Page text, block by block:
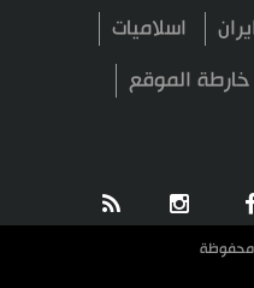
اسلاميات
خارطة الموقع
محفوظة